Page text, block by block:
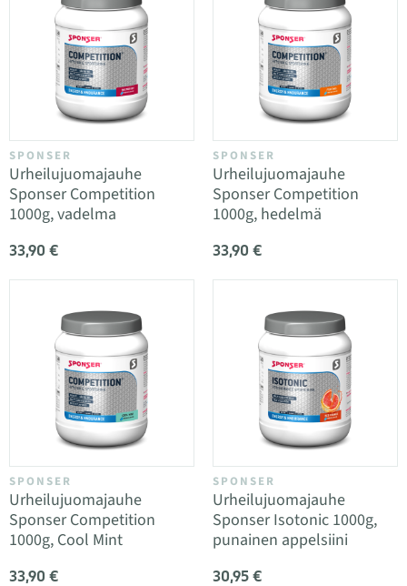
SPONSER
Urheilujuomajauhe
Sponser Competition
1000g, vadelma
33,90 €
SPONSER
Urheilujuomajauhe
Sponser Competition
1000g, hedelmä
33,90 €
SPONSER
Urheilujuomajauhe
Sponser Competition
1000g, Cool Mint
33,90 €
SPONSER
Urheilujuomajauhe
Sponser Isotonic 1000g,
punainen appelsiini
30,95 €